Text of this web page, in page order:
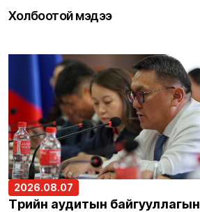
Холбоотой мэдээ
2026.08.07
Төрийн аудитын